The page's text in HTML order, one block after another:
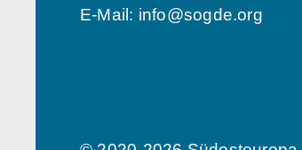
E-Mail: info@sogde.org